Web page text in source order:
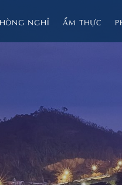
NGHỈ ẨM THỰC